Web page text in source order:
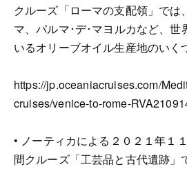
クルーズ「ローマの支配領」では
マ、パルマ･デ･マヨルカなど、世
いるオリーブオイル生産地のいく
https://jp.oceaniacruises.com/
cruises/venice-to-rome-
• ノーティカによる２０２１年１
間クルーズ「工芸品と古代遺跡」